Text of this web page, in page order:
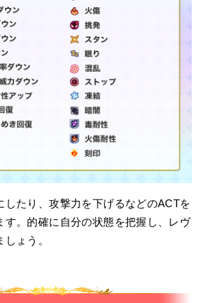
したり、攻撃力を下げるなどのACTを
す。的確に自分の状態を把握し、レヴ
ょう。